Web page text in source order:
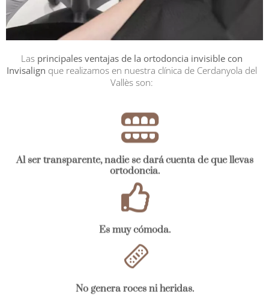
Las principales ventajas de la ortodoncia invisible con
Invisalign que realizamos en nuestra clínica de Cerdanyola del
Vallès son:
Al ser transparente, nadie se dará cuenta de que llevas
ortodoncia.
Es muy cómoda.
No genera roces ni heridas.